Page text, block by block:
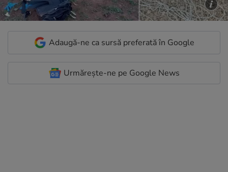
Adaugă-ne ca sursă preferată în Google
Urmărește-ne pe Google News